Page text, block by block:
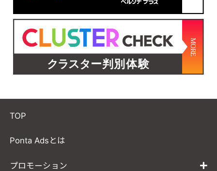
TOP
Ponta Adsとは
プロモーション